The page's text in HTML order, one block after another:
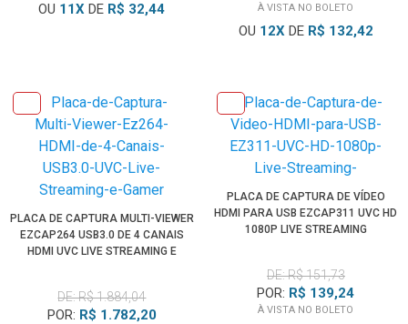
OU 11X DE R$ 32,44 À VISTA NO BOLETO
OU 12XDE R$ 132,42
PLACA DE CAPTURA MULTI-VIEWER
EZCAP264 USB3.0 DE 4 CANAIS
HDMI UVC LIVE STREAMING E
DE: R$ 1.884,04
POR: R$ 1.782,20
PLACA DE CAPTURA DE VÍDEO
HDMI PARA USB EZCAP311 UVC HD
1080P LIVE STREAMING
DE: R$ 151,73
POR: R$ 139,24
À VISTA NO BOLETO